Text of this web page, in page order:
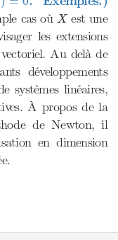
cas où X
Xest une
les extensions
Au delà de
développements
systèmes linéaires,
À propos de la
de Newton, il
en dimension